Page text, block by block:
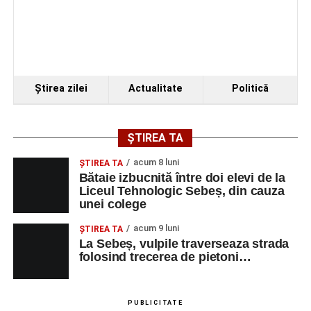
Ştirea zilei Actualitate Politică
ȘTIREA TA
ŞTIREA TA acum 8 luni
Bătaie izbucnită între doi elevi de la
Liceul Tehnologic Sebeș, din cauza
unei colege
ŞTIREA TA acum 9 luni
La Sebeș, vulpile traverseaza strada
folosind trecerea de pietoni…
PUBLICITATE